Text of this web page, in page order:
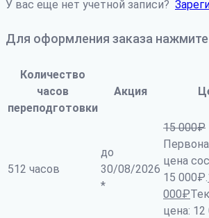
У вас еще нет учетной записи?
Для оформления заказа нажмите
Количество
часов
переподготовки
Акция
512 часов
до
30/08/2026
*
15 000₽
цена
15 000₽.
000₽
цена: